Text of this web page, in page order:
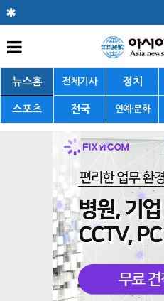
뉴스홈 전체기사 정치
스포츠 전국 연예·문화